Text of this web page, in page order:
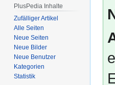
PlusPedia Inhalte
Zufälliger Artikel
Alle Seiten
Neue Seiten
Neue Bilder
Neue Benutzer
Kategorien
Statistik